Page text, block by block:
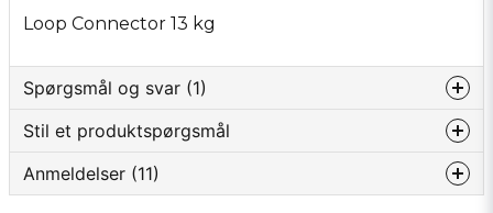
Loop Connector 13 kg
Spørgsmål og svar (1)
För klass 5 och 6 . Går det att använda denna loop
Stil et produktspørgsmål
question
Spørg os om noget om dette produkt...
Anmeldelser (11)